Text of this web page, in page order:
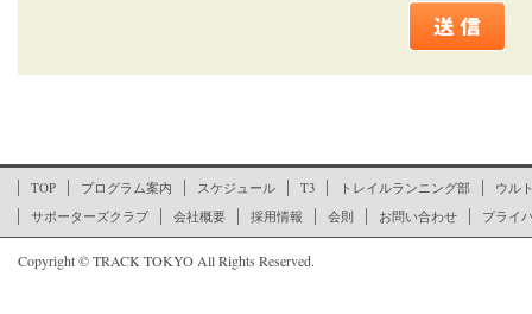
TOP プログラム案内 スケジュール T3 トレイルランニング部
ウル
サポーターズクラブ
会社概要 採用情報 会則 お問い合わせ プライ
Copyright © TRACK TOKYO All Rights Reserved.